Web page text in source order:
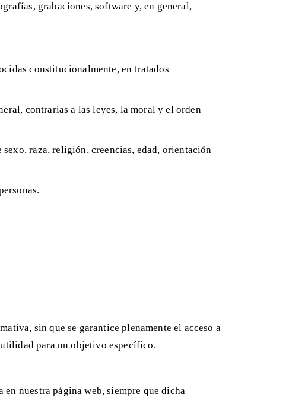
grabaciones, software y, en general,
constitucionalmente, en tratados
contrarias a las leyes, la moral y el orden
raza, religión, creencias, edad, orientación
sin que se garantice plenamente el acceso a
para un objetivo específico.
nuestra página web, siempre que dicha